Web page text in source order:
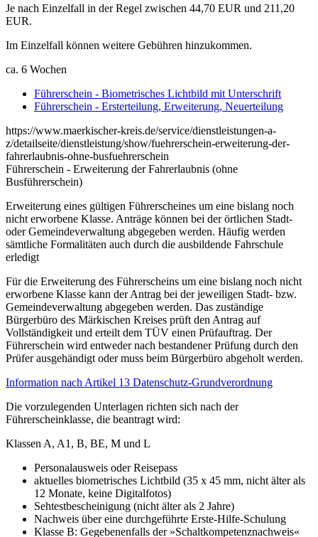
Je nach Einzelfall in der Regel zwischen 44,70 EUR und 211,20
EUR.
Im Einzelfall können weitere Gebühren hinzukommen.
ca. 6 Wochen
Führerschein - Biometrisches Lichtbild mit Unterschrift
Führerschein - Ersterteilung, Erweiterung, Neuerteilung
https://www.maerkischer-kreis.de/service/dienstleistungen-a-
z/detailseite/dienstleistung/show/fuehrerschein-erweiterung-der-
fahrerlaubnis-ohne-busfuehrerschein
Führerschein - Erweiterung der Fahrerlaubnis (ohne
Busführerschein)
Erweiterung eines gültigen Führerscheines um eine bislang noch
nicht erworbene Klasse. Anträge können bei der örtlichen Stadt-
oder Gemeindeverwaltung abgegeben werden. Häufig werden
sämtliche Formalitäten auch durch die ausbildende Fahrschule
erledigt
Für die Erweiterung des Führerscheins um eine bislang noch nicht
erworbene Klasse kann der Antrag bei der jeweiligen Stadt- bzw.
Gemeindeverwaltung abgegeben werden. Das zuständige
Bürgerbüro des Märkischen Kreises prüft den Antrag auf
Vollständigkeit und erteilt dem TÜV einen Prüfauftrag. Der
Führerschein wird entweder nach bestandener Prüfung durch den
Prüfer ausgehändigt oder muss beim Bürgerbüro abgeholt werden.
Information nach Artikel 13 Datenschutz-Grundverordnung
Die vorzulegenden Unterlagen richten sich nach der
Führerscheinklasse, die beantragt wird:
Klassen A, A1, B, BE, M und L
Personalausweis oder Reisepass
aktuelles biometrisches Lichtbild (35 x 45 mm, nicht älter als
12 Monate, keine Digitalfotos)
Sehtestbescheinigung (nicht älter als 2 Jahre)
Nachweis über eine durchgeführte Erste-Hilfe-Schulung
Klasse B: Gegebenenfalls der »Schaltkompetenznachweis«